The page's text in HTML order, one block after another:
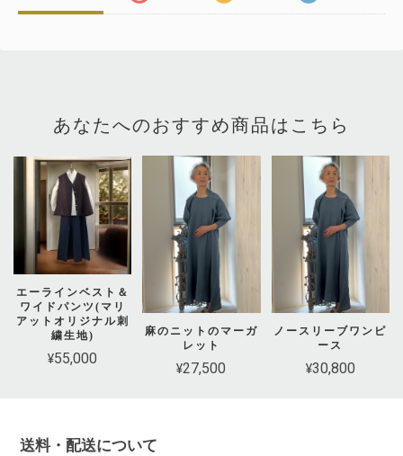
あなたへのおすすめ商品はこちら
エーラインベスト＆
ワイドパンツ(マリ
アットオリジナル刺
繍生地)
¥55,000
麻のニットのマーガ
レット
¥27,500
ノースリーブワンピ
ース
¥30,800
送料・配送について